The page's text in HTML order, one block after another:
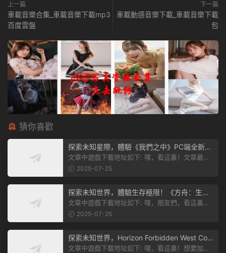
上一篇
車載音樂合集_車載音樂下載mp3
百度雲盤
下一篇
車載動感音樂下載_車載音樂下載
包
猜你喜歡
探索未知星際，體驗《我們之中》PC端全新版
本
文章中遊戲下載地址如下: 嘿，看這裏！文章最後
有個圖片，點一下就能加入我們遊...
2025-07-25
探索未知世界，體驗生存極限！《方舟：生存
飛升》v38.9中文版全新升級！
文章中遊戲下載地址如下: 嘿，朋友們，看這裏！
《方舟：生存飛升》這個遊戲超火...
2025-07-25
探索未知世界，Horizon Forbidden West Com
plete Edition正式發布！
文章中遊戲下載地址如下: 嘿，看這裏！想要加入